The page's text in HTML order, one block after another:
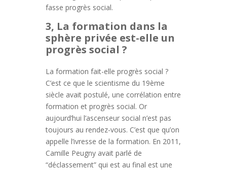
fasse progrès social.
3, La formation dans la
sphère privée est-elle un
progrès social ?
La formation fait-elle progrès social ?
C’est ce que le scientisme du 19ème
siècle avait postulé, une corrélation entre
formation et progrès social. Or
aujourd’hui l’ascenseur social n’est pas
toujours au rendez-vous. C’est que qu’on
appelle l’ivresse de la formation. En 2011,
Camille Peugny avait parlé de
“déclassement” qui est au final est une